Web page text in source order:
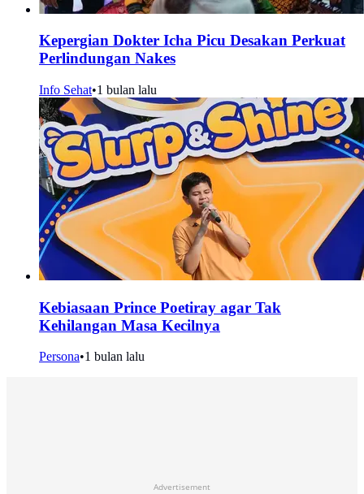
Kepergian Dokter Icha Picu Desakan Perkuat
Perlindungan Nakes
Info Sehat•1 bulan lalu
Kebiasaan Prince Poetiray agar Tak
Kehilangan Masa Kecilnya
Persona•1 bulan lalu
Advertisement